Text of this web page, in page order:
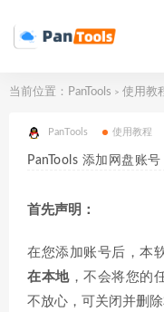
当前位置： PanTools > 使用教
PanTools 使用教程
PanTools 添加网盘账
首先声明：
在您添加账号后，本
在本地，不会将您的
不放心，可关闭并删